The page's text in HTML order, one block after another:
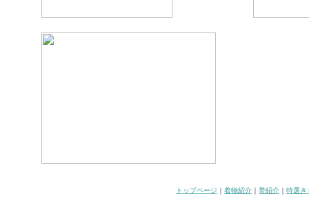
トップページ ｜ 着物紹介 ｜ 帯紹介 ｜ 特選き